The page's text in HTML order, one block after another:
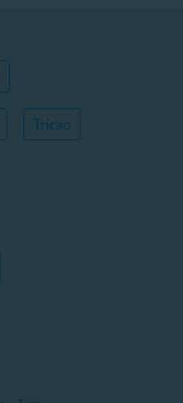
Tricao